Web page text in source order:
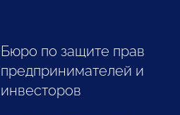
Бюро по защите прав
предпринимателей и
инвесторов